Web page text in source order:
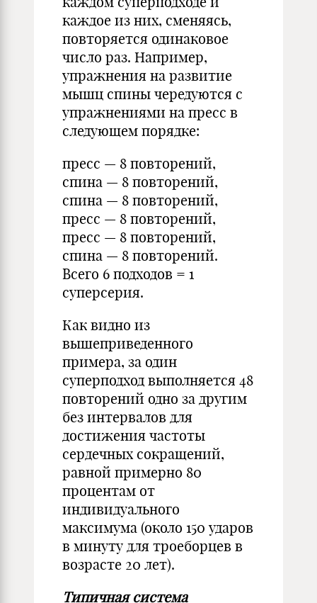
каждое из них, сменяясь,
повторяется одинаковое
число раз. Например,
упражнения на развитие
мышц спины чередуются с
упражнениями на пресс в
следующем порядке:
пресс — 8 повторений,
спина — 8 повторений,
спина — 8 повторений,
пресс — 8 повторений,
пресс — 8 повторений,
спина — 8 повторений.
Всего 6 подходов = 1
суперсерия.
Как видно из
вышеприведенного
примера, за один
суперподход выполняется 48
повторений одно за другим
без интервалов для
достижения частоты
сердечных сокращений,
равной примерно 80
процентам от
индивидуального
максимума (около 150 ударов
в минуту для троеборцев в
возрасте 20 лет).
Типичная система